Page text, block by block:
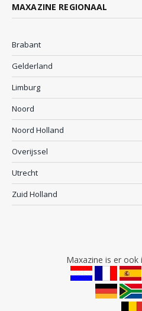
MAXAZINE REGIONAAL
Brabant
Gelderland
Limburg
Noord
Noord Holland
Overijssel
Utrecht
Zuid Holland
Maxazine is er ook